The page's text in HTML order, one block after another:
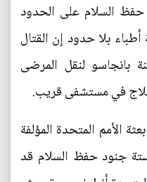
السلام على الحدود
بلا حدود إن القتال
بانجاسو لنقل المرضى
الأمم المتحدة المؤلفة
جنود حفظ السلام قد